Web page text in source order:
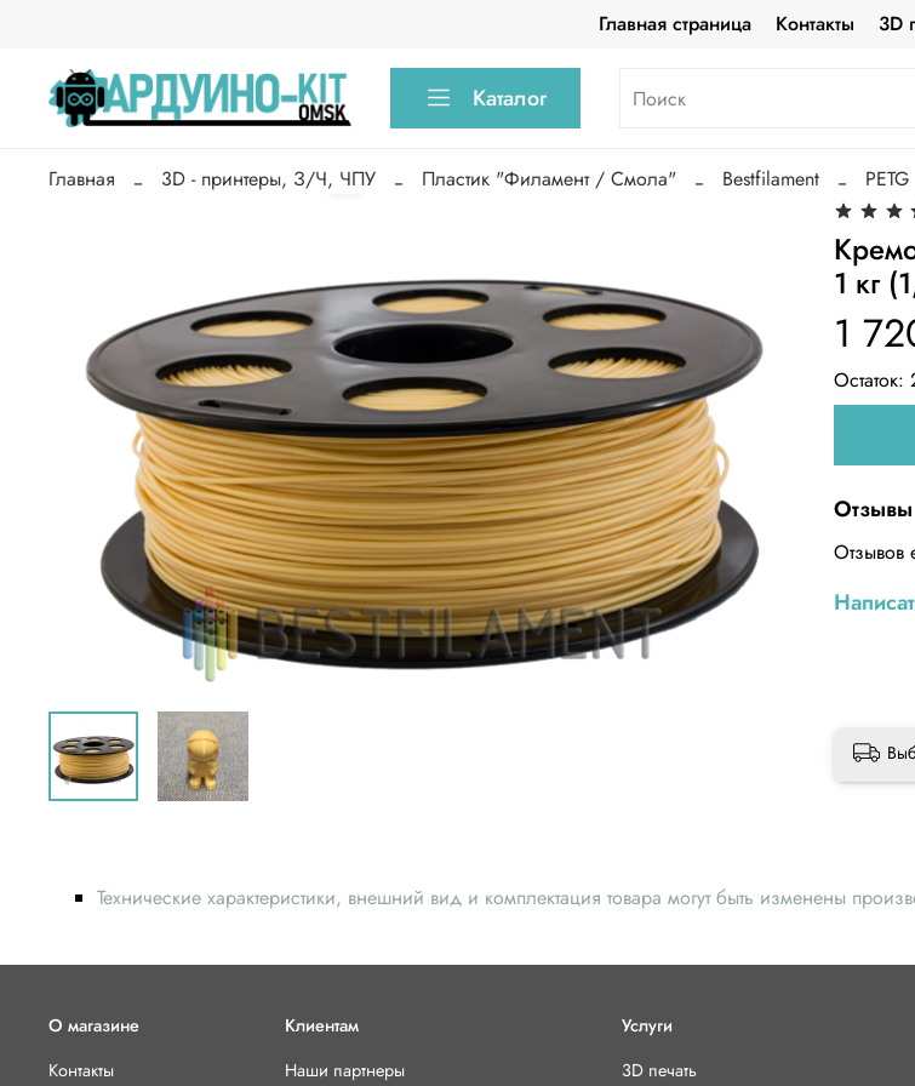
Главная страница Контакты 3D
Каталог
Главная 3D - принтеры, З/Ч, ЧПУ Пластик "Филамент / Смола" Bestfilament PETG
1 кг
1
Остаток:
Отзывы
Отзывов
Технические характеристики, внешний вид и комплектация товара могут быть изменены
О магазине
Контакты
Клиентам
Наши партнеры
Услуги
3D печать